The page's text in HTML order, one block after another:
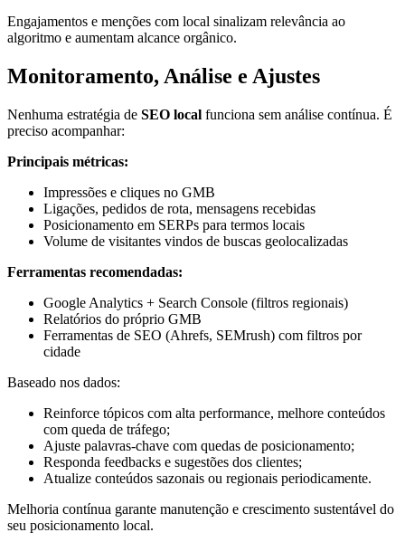
Engajamentos e menções com local sinalizam relevância ao
algoritmo e aumentam alcance orgânico.
Monitoramento, Análise e Ajustes
Nenhuma estratégia de SEO local funciona sem análise contínua. É
preciso acompanhar:
Principais métricas:
Impressões e cliques no GMB
Ligações, pedidos de rota, mensagens recebidas
Posicionamento em SERPs para termos locais
Volume de visitantes vindos de buscas geolocalizadas
Ferramentas recomendadas:
Google Analytics + Search Console (filtros regionais)
Relatórios do próprio GMB
Ferramentas de SEO (Ahrefs, SEMrush) com filtros por
cidade
Baseado nos dados:
Reinforce tópicos com alta performance, melhore conteúdos
com queda de tráfego;
Ajuste palavras‑chave com quedas de posicionamento;
Responda feedbacks e sugestões dos clientes;
Atualize conteúdos sazonais ou regionais periodicamente.
Melhoria contínua garante manutenção e crescimento sustentável do
seu posicionamento local.